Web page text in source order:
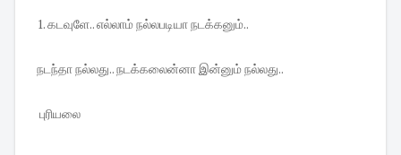
1. கடவுளே.. எல்லாம் நல்லபடியா நடக்கனும்..
நடந்தா நல்லது.. நடக்கலைன்னா இன்னும் நல்லது..
புரியலை